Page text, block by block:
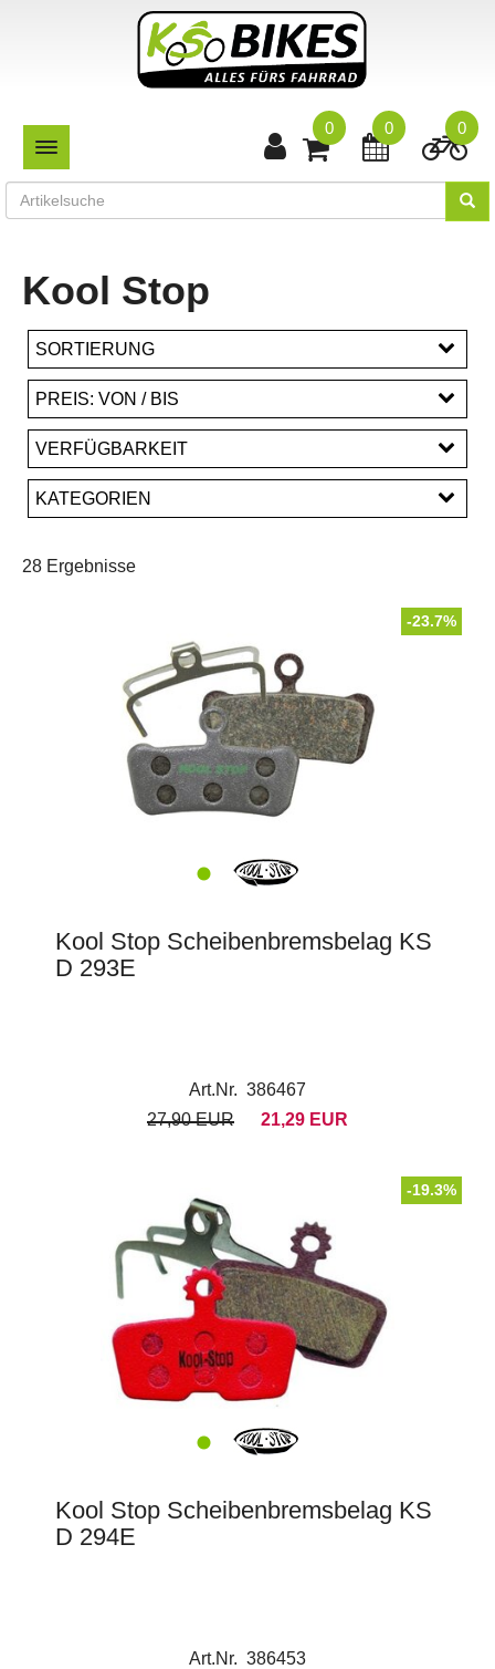
TOGGLE NAVIGATION
0
0
0
Kool Stop
SORTIERUNG
PREIS: VON / BIS
EUR
VERFÜGBARKEIT
KATEGORIEN
28 Ergebnisse
-23.7%
Kool Stop Scheibenbremsbelag KS
D 293E
Art.Nr. 386467
27,90 EUR
21,29 EUR
-19.3%
Kool Stop Scheibenbremsbelag KS
D 294E
Art.Nr. 386453